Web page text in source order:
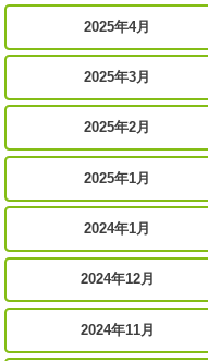
2025年4月
2025年3月
2025年2月
2025年1月
2024年1月
2024年12月
2024年11月